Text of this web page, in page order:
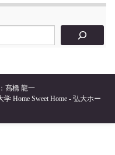
橋 龍一
学 Home Sweet Home - 弘大ホー